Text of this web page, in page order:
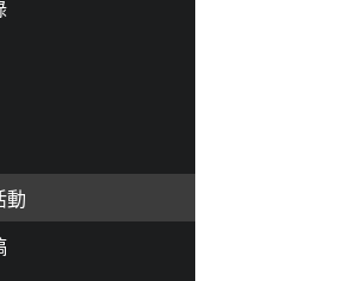
動